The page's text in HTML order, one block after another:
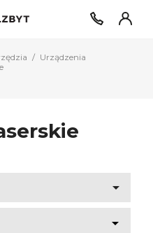
Urządzenia

